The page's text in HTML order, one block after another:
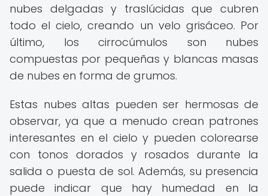
nubes delgadas y traslúcidas que cubren
todo el cielo, creando un velo grisáceo. Por
último, los cirrocúmulos son nubes
compuestas por pequeñas y blancas masas
de nubes en forma de grumos.
Estas nubes altas pueden ser hermosas de
observar, ya que a menudo crean patrones
interesantes en el cielo y pueden colorearse
con tonos dorados y rosados durante la
salida o puesta de sol. Además, su presencia
puede indicar que hay humedad en la